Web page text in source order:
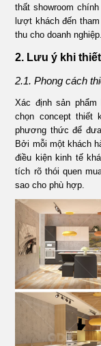
thất showroom
lượt khách đến
thu cho doanh nghiệp.
2. Lưu ý khi
2.1. Phong cách
Xác định sản
chọn concept thiết
phương thức để
Bởi mỗi một khách
điều kiện kinh tế
tích rõ thói quen
sao cho phù hợp.